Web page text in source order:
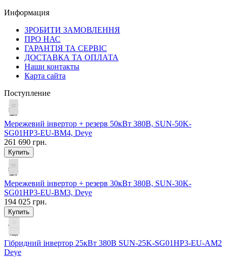
Информация
ЗРОБИТИ ЗАМОВЛЕННЯ
ПРО НАС
ГАРАНТІЯ ТА СЕРВІС
ДОСТАВКА ТА ОПЛАТА
Наши контакты
Карта сайта
Поступление
Мережевий інвертор + резерв 50кВт 380В, SUN-50K-
SG01HP3-EU-BM4, Deye
261 690 грн.
Мережевий інвертор + резерв 30кВт 380В, SUN-30K-
SG01HP3-EU-BM3, Deye
194 025 грн.
Гібридний інвертор 25кВт 380В SUN-25K-SG01HP3-EU-AM2
Deye